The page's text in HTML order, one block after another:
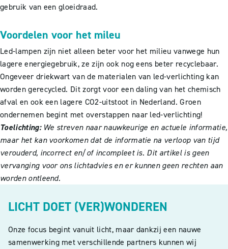
gebruik van een gloeidraad.
Voordelen voor het mileu
Led-lampen zijn niet alleen beter voor het milieu vanwege hun
lagere energiegebruik, ze zijn ook nog eens beter recyclebaar.
Ongeveer driekwart van de materialen van led-verlichting kan
worden gerecycled. Dit zorgt voor een daling van het chemisch
afval en ook een lagere CO2-uitstoot in Nederland. Groen
ondernemen begint met overstappen naar led-verlichting!
Toelichting: We streven naar nauwkeurige en actuele informatie,
maar het kan voorkomen dat de informatie na verloop van tijd
verouderd, incorrect en/of incompleet is. Dit artikel is geen
vervanging voor ons lichtadvies en er kunnen geen rechten aan
worden ontleend.
LICHT DOET (VER)WONDEREN
Onze focus begint vanuit licht, maar dankzij een nauwe
samenwerking met verschillende partners kunnen wij